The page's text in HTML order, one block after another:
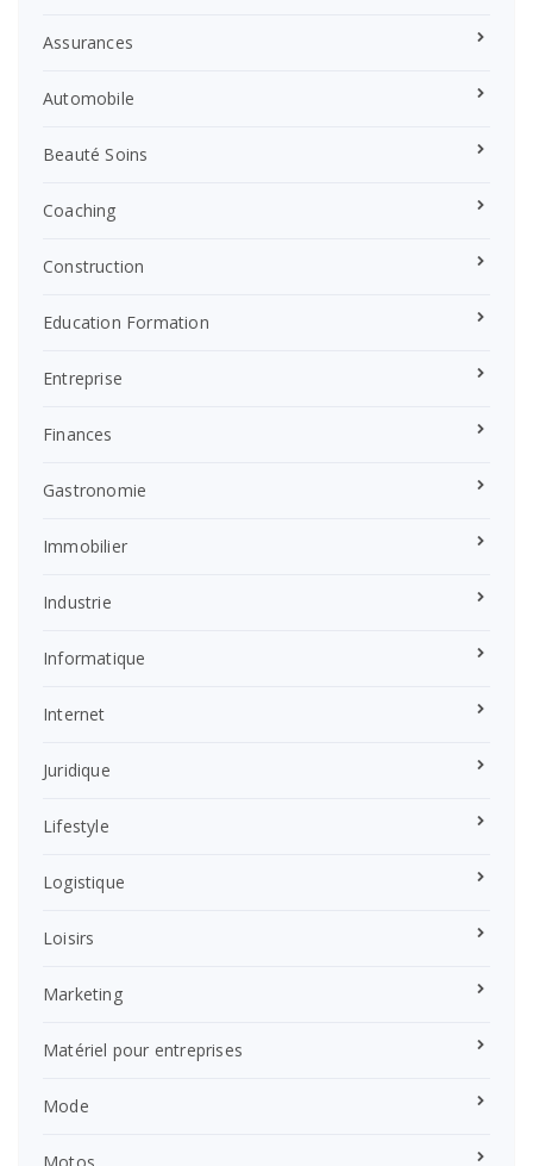
Assurances
Automobile
Beauté Soins
Coaching
Construction
Education Formation
Entreprise
Finances
Gastronomie
Immobilier
Industrie
Informatique
Internet
Juridique
Lifestyle
Logistique
Loisirs
Marketing
Matériel pour entreprises
Mode